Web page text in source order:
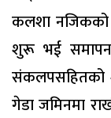
कलशा नजिकको
शुरू भई
संकलपसहितको
गेडा जमिनमा